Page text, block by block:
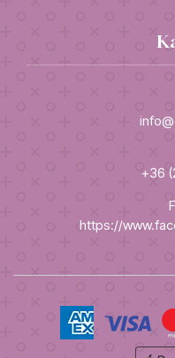
+36
https://